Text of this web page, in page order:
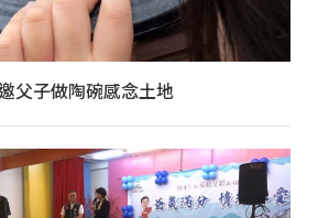
父子做陶碗感念土地